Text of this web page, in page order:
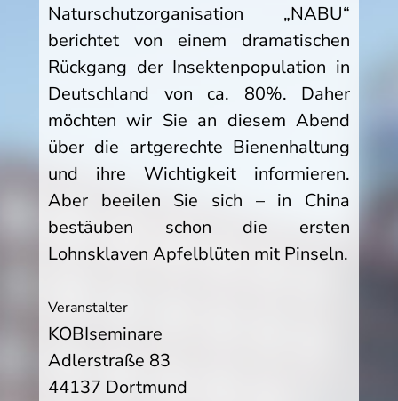
Naturschutzorganisation „NABU“
berichtet von einem dramatischen
Rückgang der Insektenpopulation in
Deutschland von ca. 80%. Daher
möchten wir Sie an diesem Abend
über die artgerechte Bienenhaltung
und ihre Wichtigkeit informieren.
Aber beeilen Sie sich – in China
bestäuben schon die ersten
Lohnsklaven Apfelblüten mit Pinseln.
Veranstalter
KOBIseminare
Adlerstraße 83
44137 Dortmund